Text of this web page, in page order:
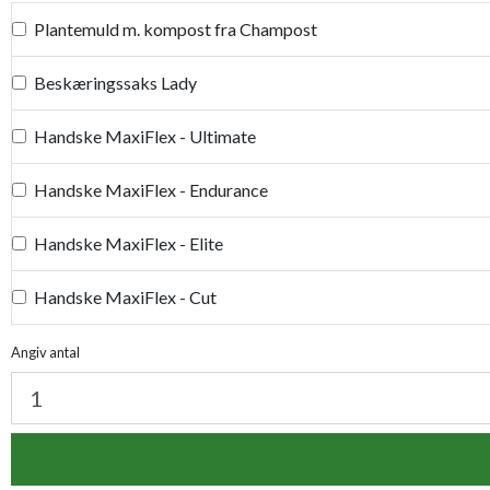
Plantemuld m. kompost fra Champost
Beskæringssaks Lady
Handske MaxiFlex - Ultimate
Handske MaxiFlex - Endurance
Handske MaxiFlex - Elite
Handske MaxiFlex - Cut
Handske MaxiDry
Plantetorvets grønne vandingspose 75 liter
Angiv antal